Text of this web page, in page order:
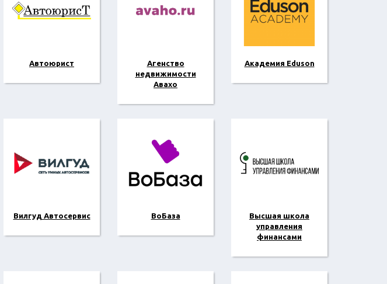
Автоюрист
Агенство
недвижимости
Авахо
Академия Eduson
Вилгуд Автосервис ВоБаза
Высшая школа
управления
финансами